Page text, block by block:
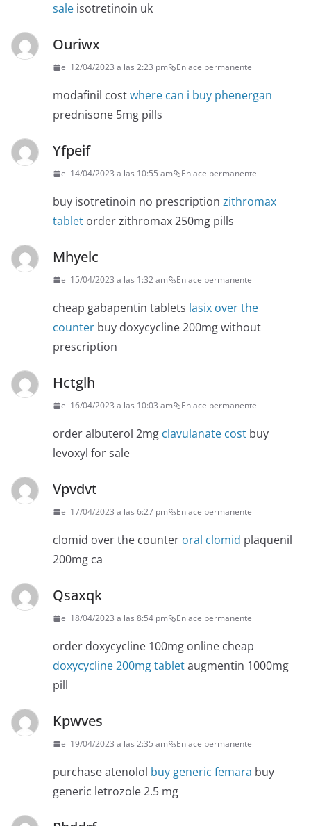
sale isotretinoin uk
Ouriwx
el 12/04/2023 a las 2:23 pm Enlace permanente
modafinil costwhere can i buy phenergan
prednisone 5mg pills
Yfpeif
el 14/04/2023 a las 10:55 am Enlace permanente
buy isotretinoin no prescription zithromax
tablet order zithromax 250mg pills
Mhyelc
el 15/04/2023 a las 1:32 am Enlace permanente
cheap gabapentin tablets lasix over the
counter buy doxycycline 200mg without
prescription
Hctglh
el 16/04/2023 a las 10:03 am Enlace permanente
order albuterol 2mg clavulanate cost buy
levoxyl for sale
Vpvdvt
el 17/04/2023 a las 6:27 pm Enlace permanente
clomid over the counter oral clomid plaquenil
200mg ca
Qsaxqk
el 18/04/2023 a las 8:54 pm Enlace permanente
order doxycycline 100mg online cheap
doxycycline 200mg tabletaugmentin 1000mg
pill
Kpwves
el 19/04/2023 a las 2:35 am Enlace permanente
purchase atenolol buy generic femara buy
generic letrozole 2.5 mg